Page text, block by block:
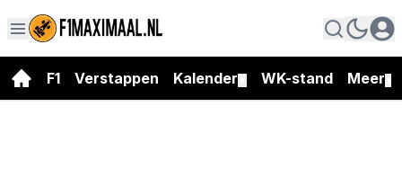
F1 Verstappen Kalender WK-stand Meer